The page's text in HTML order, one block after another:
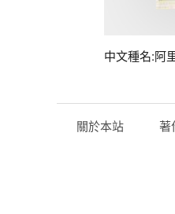
中文種名:阿
關於本站 著